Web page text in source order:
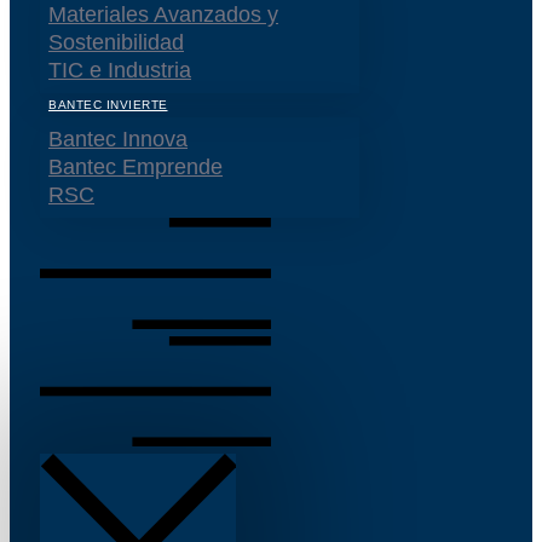
Materiales Avanzados y
Sostenibilidad
TIC e Industria
BANTEC INVIERTE
Bantec Innova
Bantec Emprende
RSC